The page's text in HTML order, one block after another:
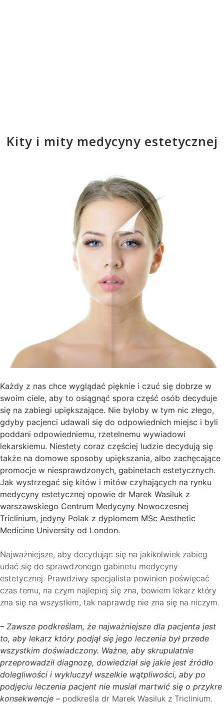
Kity i mity medycyny estetycznej
Każdy z nas chce wyglądać pięknie i czuć się dobrze w
swoim ciele, aby to osiągnąć spora część osób decyduje
się na zabiegi upiększające. Nie byłoby w tym nic złego,
gdyby pacjenci udawali się do odpowiednich miejsc i byli
poddani odpowiedniemu, rzetelnemu wywiadowi
lekarskiemu. Niestety coraz częściej ludzie decydują się
także na domowe sposoby upiększania, albo zachęcające
promocje w niesprawdzonych, gabinetach estetycznych.
Jak wystrzegać się kitów i mitów czyhających na rynku
medycyny estetycznej opowie dr Marek Wasiluk z
warszawskiego Centrum Medycyny Nowoczesnej
Triclinium, jedyny Polak z dyplomem MSc Aesthetic
Medicine University od London.
Najważniejsze, aby decydując się na jakikolwiek zabieg
udać się do sprawdzonego gabinetu medycyny
estetycznej. Prawdziwy specjalista powinien poświęcać
czas temu, na czym najlepiej się zna, bowiem lekarz który
zna się na wszystkim, tak naprawdę nie zna się na niczym.
– Zawsze podkreślam, że najważniejsze dla pacjenta jest
to, aby lekarz który podjął się jego leczenia był przede
wszystkim doświadczony. Ważne, aby skrupulatnie
przeprowadził diagnozę, dowiedział się jakie jest źródło
dolegliwości i wykluczył wszelkie wątpliwości, aby po
podjęciu leczenia pacjent nie musiał martwić się o przykre
konsekwencje – podkreśla dr Marek Wasiluk z Triclinium.